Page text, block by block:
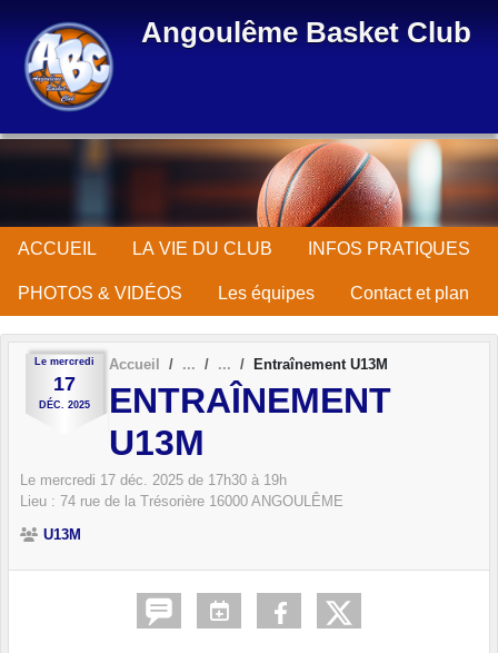
Angoulême Basket Club
ACCUEIL LA VIE DU CLUB INFOS PRATIQUES
PHOTOS & VIDÉOS Les équipes Contact et plan
Le mercredi
17
DÉC. 2025
Accueil Entraînement U13M
ENTRAÎNEMENT
U13M
Le mercredi 17 déc. 2025 de 17h30 à 19h
Lieu : 74 rue de la Trésorière 16000 ANGOULÊME
U13M